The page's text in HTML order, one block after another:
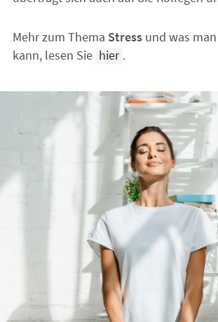
Mehr zum Thema Stressund was
kann, lesen Sie hier .